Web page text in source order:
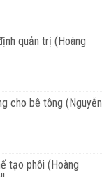
quản trị (Hoàng
cho bê tông (Nguyễn
tạo phôi (Hoàng